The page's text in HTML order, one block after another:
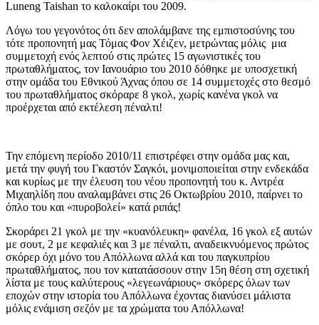
Luneng Taishan το καλοκαίρι του 2009.
Λόγω του γεγονότος ότι δεν απολάμβανε της εμπιστοσύνης του
τότε προπονητή μας Τόμας Φον Χέιζεν, μετρώντας μόλις μια
συμμετοχή ενός λεπτού στις πρώτες 15 αγωνιστικές του
πρωταθλήματος, τον Ιανουάριο του 2010 δόθηκε με υποσχετική
στην ομάδα του Εθνικού Άχνας όπου σε 14 συμμετοχές στο θεσμό
του πρωταθλήματος σκόραρε 8 γκολ, χωρίς κανένα γκολ να
προέρχεται από εκτέλεση πέναλτι!
Την επόμενη περίοδο 2010/11 επιστρέφει στην ομάδα μας και,
μετά την φυγή του Γκαστόν Σαγκόι, μονιμοποιείται στην ενδεκάδα
και κυρίως με την έλευση του νέου προπονητή του κ. Αντρέα
Μιχαηλίδη που αναλαμβάνει στις 26 Οκτωβρίου 2010, παίρνει το
όπλο του και «πυροβολεί» κατά ριπάς!
Σκοράρει 21 γκολ με την «κυανόλευκη» φανέλα, 16 γκολ εξ αυτών
με σουτ, 2 με κεφαλιές και 3 με πέναλτι, αναδεικνυόμενος πρώτος
σκόρερ όχι μόνο του Απόλλωνα αλλά και του παγκυπρίου
πρωταθλήματος, που τον κατατάσσουν στην 15η θέση στη σχετική
λίστα με τους καλύτερους «λεγεωνάριους» σκόρερς όλων των
εποχών στην ιστορία του Απόλλωνα έχοντας διανύσει μάλιστα
μόλις ενάμιση σεζόν με τα χρώματα του Απόλλωνα!